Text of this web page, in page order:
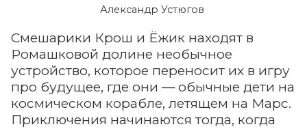
Александр Устюгов
Смешарики Крош и Ёжик находят в
Ромашковой долине необычное
устройство, которое переносит их в игру
про будущее, где они — обычные дети на
космическом корабле, летящем на Марс.
Приключения начинаются тогда, когда